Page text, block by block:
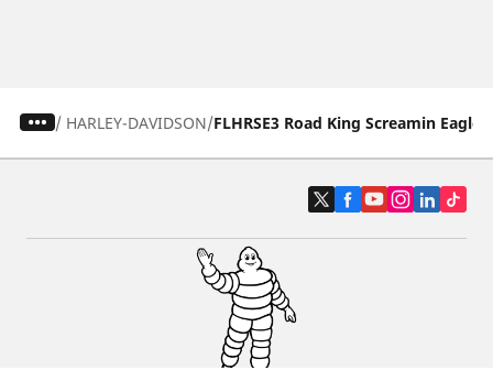
/ HARLEY-DAVIDSON FLHRSE3 Road King Screamin Eagle